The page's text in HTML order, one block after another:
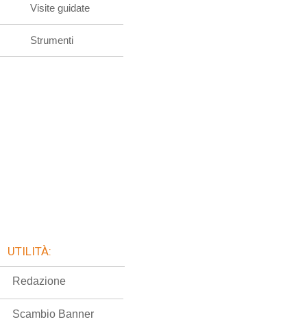
Visite guidate
Strumenti
UTILITÀ:
Redazione
Scambio Banner